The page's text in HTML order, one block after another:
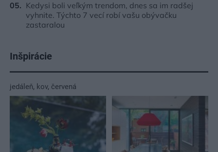
Kedysi boli veľkým trendom, dnes sa im radšej
vyhnite. Týchto 7 vecí robí vašu obývačku
zastaralou
Inšpirácie
jedáleň, kov, červená